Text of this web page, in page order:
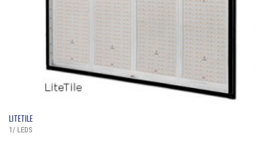
LITETILE
1/ LEDS